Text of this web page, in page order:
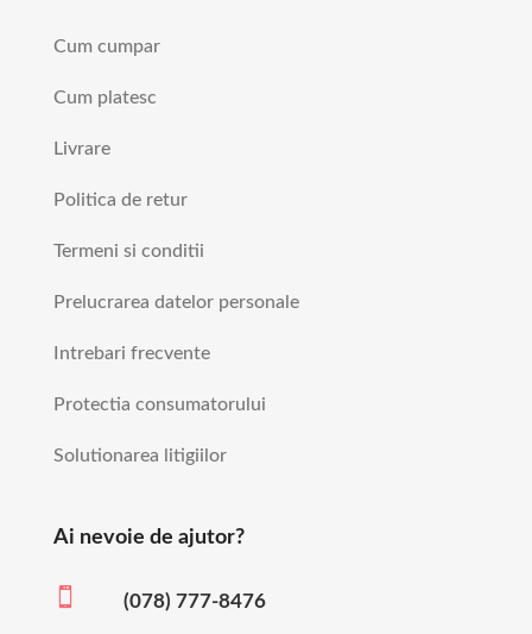
Cum cumpar
Cum platesc
Livrare
Politica de retur
Termeni si conditii
Prelucrarea datelor personale
Intrebari frecvente
Protectia consumatorului
Solutionarea litigiilor
Ai nevoie de ajutor?
 (078) 777-8476